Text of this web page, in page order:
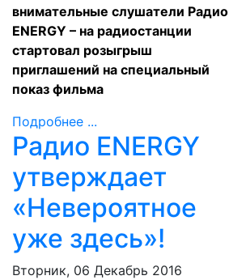
внимательные слушатели Радио
ENERGY – на радиостанции
стартовал розыгрыш
приглашений на специальный
показ фильма
Подробнее ...
Радио ENERGY
утверждает
«Невероятное
уже здесь»!
Вторник, 06 Декабрь 2016